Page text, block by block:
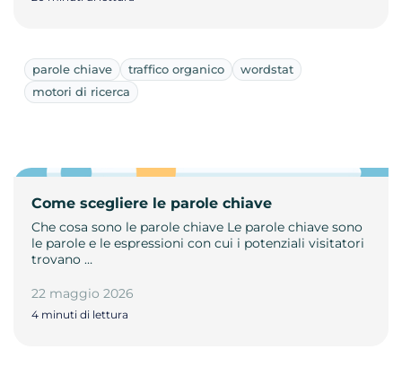
parole chiave traffico organico
wordstat
motori di ricerca
Come scegliere le parole chiave
Che cosa sono le parole chiave Le parole chiave sono
le parole e le espressioni con cui i potenziali visitatori
trovano …
22 maggio 2026
4 minuti di lettura